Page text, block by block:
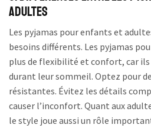
adultes
Les pyjamas pour enfants et
besoins différents. Les pyjamas
plus de flexibilité et confort, car
durant leur sommeil. Optez pour
résistantes. Évitez les détails
causer l’inconfort. Quant aux
le style joue aussi un rôle